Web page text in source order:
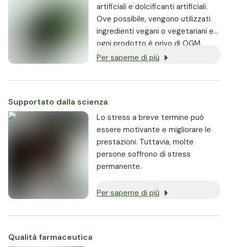
artificiali e dolcificanti artificiali.
Ove possibile, vengono utilizzati
ingredienti vegani o vegetariani e
ogni prodotto è privo di OGM.
Per saperne di più
Supportato dalla scienza
Lo stress a breve termine può
essere motivante e migliorare le
prestazioni. Tuttavia, molte
persone soffrono di stress
permanente.
Per saperne di più
Qualità farmaceutica